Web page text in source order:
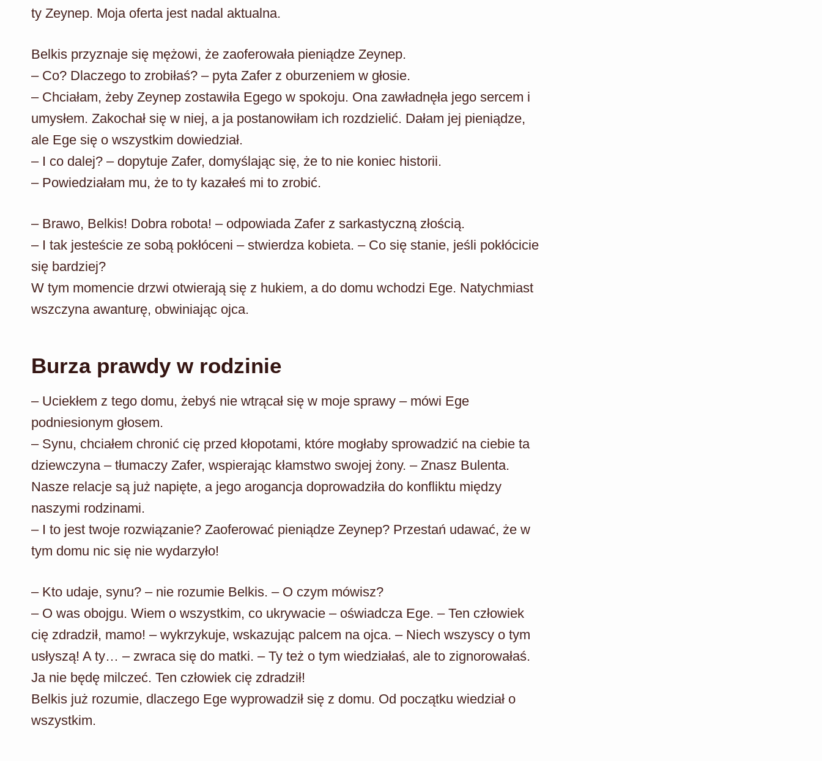
ty Zeynep. Moja oferta jest nadal aktualna.
Belkis przyznaje się mężowi, że zaoferowała pieniądze Zeynep.
– Co? Dlaczego to zrobiłaś? – pyta Zafer z oburzeniem w głosie.
– Chciałam, żeby Zeynep zostawiła Egego w spokoju. Ona zawładnęła jego sercem i
umysłem. Zakochał się w niej, a ja postanowiłam ich rozdzielić. Dałam jej pieniądze,
ale Ege się o wszystkim dowiedział.
– I co dalej? – dopytuje Zafer, domyślając się, że to nie koniec historii.
– Powiedziałam mu, że to ty kazałeś mi to zrobić.
– Brawo, Belkis! Dobra robota! – odpowiada Zafer z sarkastyczną złością.
– I tak jesteście ze sobą pokłóceni – stwierdza kobieta. – Co się stanie, jeśli pokłócicie
się bardziej?
W tym momencie drzwi otwierają się z hukiem, a do domu wchodzi Ege. Natychmiast
wszczyna awanturę, obwiniając ojca.
Burza prawdy w rodzinie
– Uciekłem z tego domu, żebyś nie wtrącał się w moje sprawy – mówi Ege
podniesionym głosem.
– Synu, chciałem chronić cię przed kłopotami, które mogłaby sprowadzić na ciebie ta
dziewczyna – tłumaczy Zafer, wspierając kłamstwo swojej żony. – Znasz Bulenta.
Nasze relacje są już napięte, a jego arogancja doprowadziła do konfliktu między
naszymi rodzinami.
– I to jest twoje rozwiązanie? Zaoferować pieniądze Zeynep? Przestań udawać, że w
tym domu nic się nie wydarzyło!
– Kto udaje, synu? – nie rozumie Belkis. – O czym mówisz?
– O was obojgu. Wiem o wszystkim, co ukrywacie – oświadcza Ege. – Ten człowiek
cię zdradził, mamo! – wykrzykuje, wskazując palcem na ojca. – Niech wszyscy o tym
usłyszą! A ty… – zwraca się do matki. – Ty też o tym wiedziałaś, ale to zignorowałaś.
Ja nie będę milczeć. Ten człowiek cię zdradził!
Belkis już rozumie, dlaczego Ege wyprowadził się z domu. Od początku wiedział o
wszystkim.